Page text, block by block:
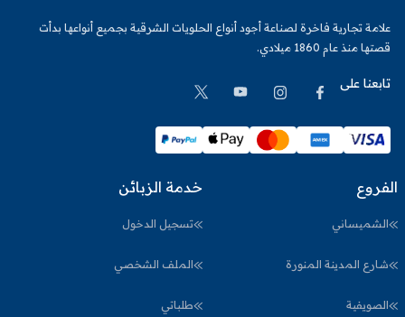
علامة تجارية فاخرة لصناعة أجود أنواع الحلويات الشرقية بجميع أنواعها بدأت
قصتها منذ عام 1860 ميلادي.
تابعنا على
الفروع
الشميساني
شارع المدينة المنورة
الصويفية
خدمة الزبائن
تسجيل الدخول
الملف الشخصي
طلباتي